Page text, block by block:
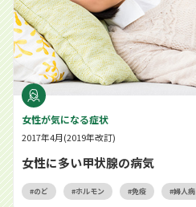
女性が気になる症状
2017年4月(2019年改訂)
女性に多い甲状腺の病気
のど ホルモン 免疫 婦人病